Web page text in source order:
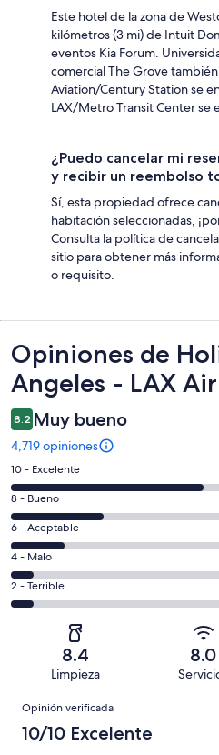
Este hotel de la zona de
kilómetros (3 mi) de Intuit
eventos Kia Forum.
comercial The Grove
Aviation/Century Station se
LAX/Metro Transit Center se
¿Puedo cancelar mi
y recibir un reembolso
Sí, esta propiedad ofrece
habitación seleccionadas,
Consulta la política de
sitio para obtener más
o requisito.
Opiniones
Opiniones de
Angeles - LAX
8.2 Muy bueno
4,719 opiniones
Puntuación
de
10,
es
decir,
Excelente.
Basada
en
opiniones
10 - Excelente
Puntuación
de
8,
es
decir,
Bueno.
Basada
opiniones
8 - Bueno
Puntuación
de
6,
es
decir,
Aceptable.
de
4719
opiniones
6 - Aceptable
Puntuación
de
4,
Basada
281
de
4 - Malo
Puntuación
de
Terrible.
Basada
301
2 - Terrible
8.4
Limpieza
8.0
Opiniones
Opinión verificada
10/10 Excelente